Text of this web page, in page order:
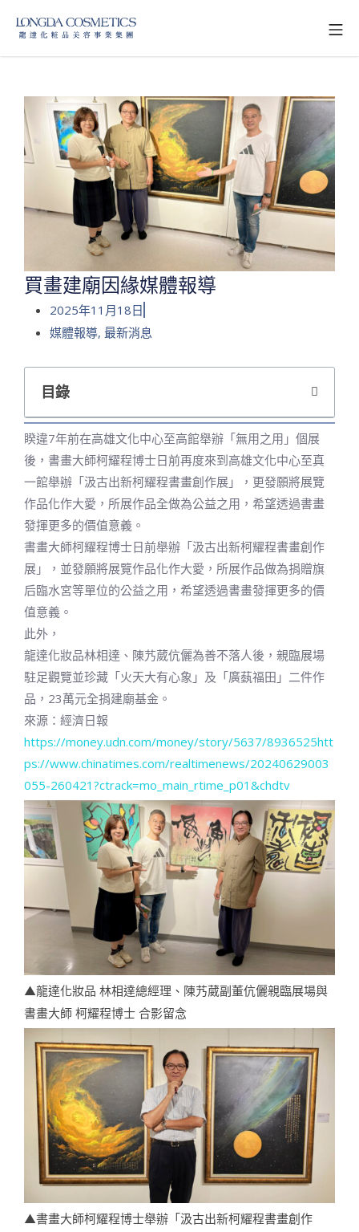
買畫建廟因緣媒體報導
2025年11月18日
媒體報導, 最新消息
目錄
睽違7年前在高雄文化中心至高館舉辦「無用之用」個展
後，書畫大師柯耀程博士日前再度來到高雄文化中心至真
一館舉辦「汲古出新柯耀程書畫創作展」，更發願將展覽
作品化作大愛，所展作品全做為公益之用，希望透過書畫
發揮更多的價值意義。
書畫大師柯耀程博士日前舉辦「汲古出新柯耀程書畫創作
展」，並發願將展覽作品化作大愛，所展作品做為捐贈旗
后臨水宮等單位的公益之用，希望透過書畫發揮更多的價
值意義。
此外，
龍達化妝品林相達、陳艿葳伉儷為善不落人後，親臨展場
駐足觀覽並珍藏「火天大有心象」及「廣蓺福田」二件作
品，23萬元全捐建廟基金。
來源：經濟日報
https://money.udn.com/money/story/5637/8936525htt
ps://www.chinatimes.com/realtimenews/20240629003
055-260421?ctrack=mo_main_rtime_p01&chdtv
▲龍達化妝品 林相達總經理、陳艿葳副董伉儷親臨展場與
書畫大師 柯耀程博士 合影留念
▲書畫大師柯耀程博士舉辦「汲古出新柯耀程書畫創作